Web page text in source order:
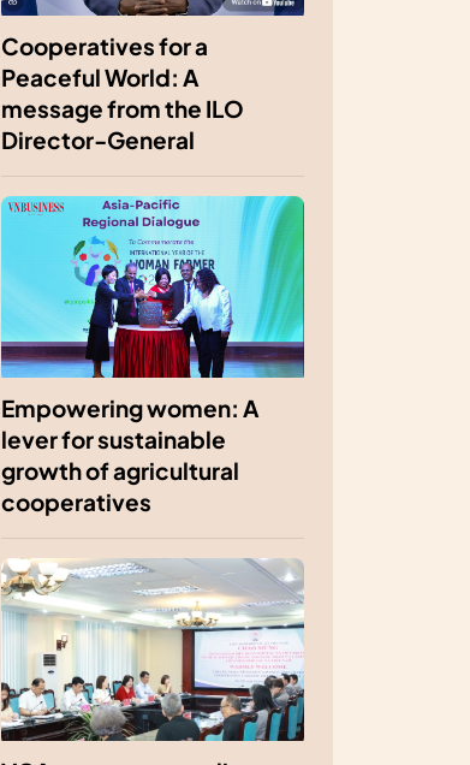
Cooperatives for a
Peaceful World: A
message from the ILO
Director-General
Empowering women: A
lever for sustainable
growth of agricultural
cooperatives